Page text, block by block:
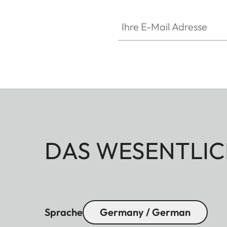
DAS
Sprache Germany / German